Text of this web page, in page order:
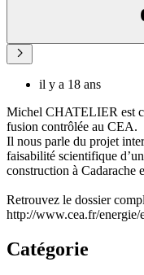
il y a 18 ans
Michel CHATELIER est
fusion contrôlée au CEA.
Il nous parle du projet
faisabilité scientifique
construction à Cadarache
Retrouvez le dossier
http://www.cea.fr/energie/
Catégorie